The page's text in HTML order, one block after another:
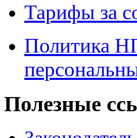
Тарифы за
Политика
Полезные